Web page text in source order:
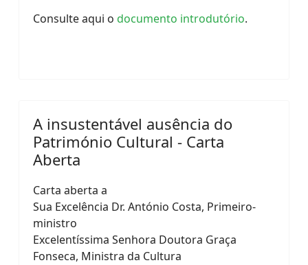
Consulte aqui o documento introdutório.
A insustentável ausência do
Património Cultural - Carta
Aberta
Carta aberta a
Sua Excelência Dr. António Costa, Primeiro-
ministro
Excelentíssima Senhora Doutora Graça
Fonseca, Ministra da Cultura